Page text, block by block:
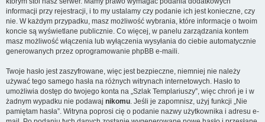
informacji przy rejestracji, i to my ustalamy czy podanie ich jest konieczne, czy
nie. W każdym przypadku, masz możliwość wybrania, które informacje o twoim
koncie są wyświetlane publicznie. Co więcej, w panelu zarządzania kontem
masz możliwość włączenia lub wyłączenia wysyłania do ciebie automatycznie
generowanych przez oprogramowanie phpBB e-maili.
Twoje hasło jest zaszyfrowane, więc jest bezpieczne, niemniej nie należy
używać tego samego hasła na różnych witrynach internetowych. Hasło to
umożliwia dostęp do twojego konta na „Szlak Templariuszy”, więc chroń je i w
żadnym wypadku nie podawaj nikomu. Jeśli je zapomnisz, użyj funkcji „Nie
pamiętam hasła”. Witryna poprosi cię o podanie nazwy użytkownika i adresu e-